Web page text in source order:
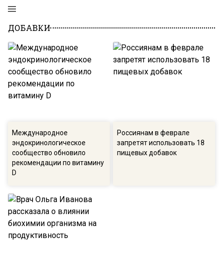
ДОБАВКИ
Международное
эндокринологическое
сообщество обновило
рекомендации по витамину
D
Россиянам в феврале
запретят использовать 18
пищевых добавок